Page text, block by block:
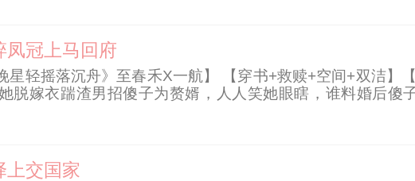
凤冠上马回府
星轻摇落沉舟》至春禾X一航】 【穿书+救赎+空间+双洁
脱嫁衣踹渣男招傻子为赘婿，人人笑她眼瞎，谁料婚后傻
笑：“乞丐变王爷无妨，可你若是从傻子变成了正常人，那你
亲要抱抱，他真的好为难啊！看来，是时候骗她生个萌宝了
上交国家